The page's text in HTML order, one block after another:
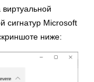
сигнатур Microsoft
ниже: